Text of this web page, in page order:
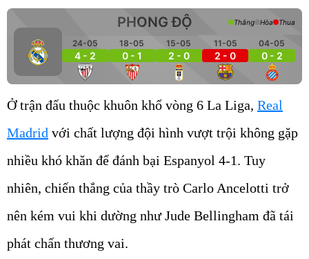
PHONG ĐỘ
24-05
4 - 2
18-05
0 - 1
15-05
2 - 0
11-05
2 - 0
04-05
0 - 2
Thắng Hòa Thua
Ở trận đấu thuộc khuôn khổ vòng 6 La Liga, Real
Madrid với chất lượng đội hình vượt trội không gặp
nhiều khó khăn để đánh bại Espanyol 4-1. Tuy
nhiên, chiến thắng của thầy trò Carlo Ancelotti trở
nên kém vui khi dường như Jude Bellingham đã tái
phát chấn thương vai.